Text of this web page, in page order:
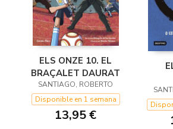
ELS ONZE 10. EL
BRAÇALET DAURAT
SANTIAGO, ROBERTO
Disponible en 1 semana
13,95 €